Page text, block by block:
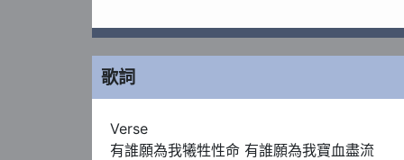
歌詞
Verse
有誰願為我犧牲性命 有誰願為我寶血盡流